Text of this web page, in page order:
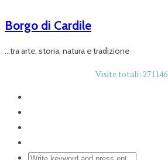
Borgo di Cardile
...tra arte, storia, natura e tradizione
Visite totali: 271146